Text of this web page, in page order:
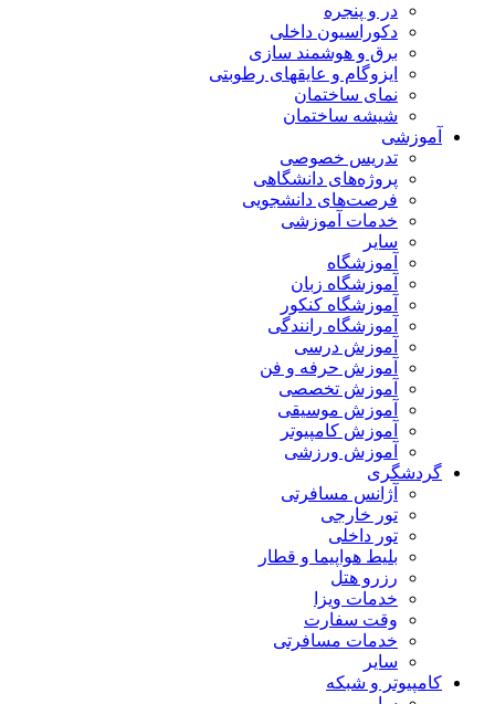
در و پنجره
دکوراسیون داخلی
برق و هوشمند سازی
ایزوگام و عایقهای رطوبتی
نمای ساختمان
شیشه ساختمان
آموزشی
تدریس خصوصی
پروژه‌های دانشگاهی
فرصت‌های دانشجویی
خدمات آموزشی
سایر
آموزشگاه
آموزشگاه زبان
آموزشگاه کنکور
آموزشگاه رانندگی
آموزش درسی
آموزش حرفه و فن
آموزش تخصصی
آموزش موسیقی
آموزش کامپیوتر
آموزش ورزشی
گردشگری
آژانس مسافرتی
تور خارجی
تور داخلی
بلیط هواپیما و قطار
رزرو هتل
خدمات ویزا
وقت سفارت
خدمات مسافرتی
سایر
کامپیوتر و شبکه